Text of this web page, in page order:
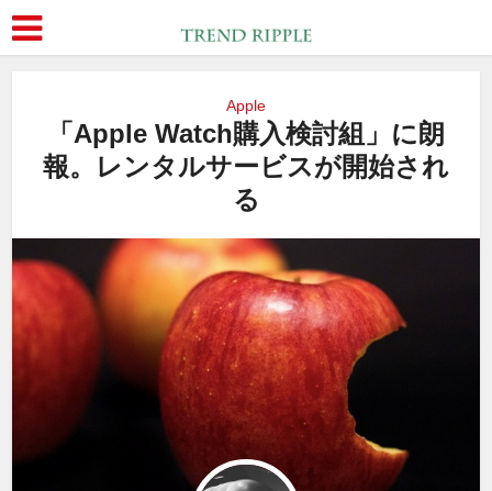
Apple
「Apple Watch購入検討組」に朗
報。レンタルサービスが開始され
る